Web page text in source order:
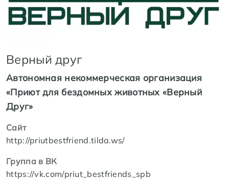
Верный друг
Автономная некоммерческая организация
«Приют для бездомных животных «Верный
Друг»
Сайт
http://priutbestfriend.tilda.ws/
Группа в ВК
https://vk.com/priut_bestfriends_spb